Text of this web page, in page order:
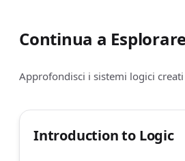
Continua a
Approfondisci i sistemi logici
Introduction to Logic